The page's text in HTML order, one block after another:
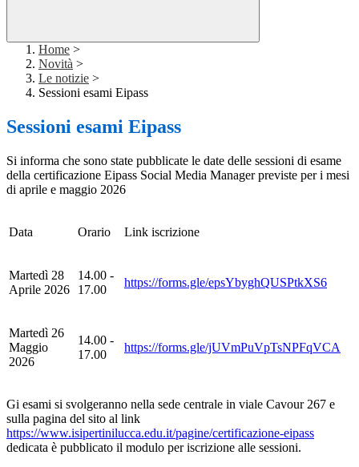
Home >
Novità >
Le notizie >
Sessioni esami Eipass
Sessioni esami Eipass
Si informa che sono state pubblicate le date delle sessioni di esame
della certificazione Eipass Social Media Manager previste per i mesi
di aprile e maggio 2026
Data Orario Link iscrizione
Martedì 28
Aprile 2026
14.00 -
17.00
https://forms.gle/epsYbyghQUSPtkXS6
Martedì 26
Maggio
2026
14.00 -
17.00
https://forms.gle/jUVmPuVpTsNPFqVCA
Gi esami si svolgeranno nella sede centrale in viale Cavour 267 e
sulla pagina del sito al link
https://www.isipertinilucca.edu.it/pagine/certificazione-eipass
dedicata è pubblicato il modulo per iscrizione alle sessioni.